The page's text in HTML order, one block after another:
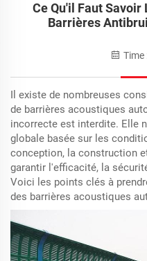
Ce Qu'il Faut Savoir
Barrières
Time
Il existe de nombreuses
de barrières acoustiques
incorrecte est interdite. Elle
globale basée sur les
conception, la construction
garantir l'efficacité, la
Voici les points clés à
des barrières acoustiques